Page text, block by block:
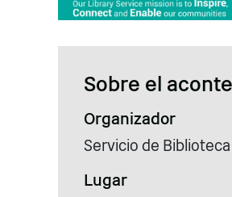
Sobre el
Organizador
Servicio de
Lugar